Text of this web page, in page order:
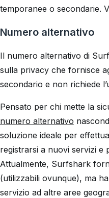
temporanee o secondarie.
Numero alternativo
Il numero alternativo di
sulla privacy che fornisce
secondario e non richiede
Pensato per chi mette la
numero alternativo
soluzione ideale per
registrarsi a nuovi servizi e
Attualmente, Surfshark
(utilizzabili ovunque), ma
servizio ad altre aree